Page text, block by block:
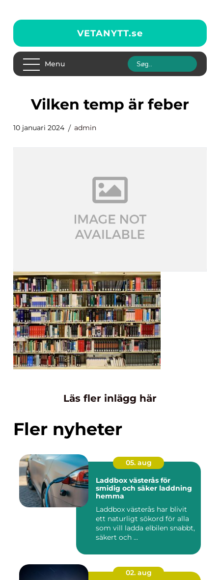
VETANYTT.se
Menu
vilken temp är feber
10 januari 2024 admin
Läs fler inlägg här
Fler nyheter
05. aug
Laddbox västerås för
smidig och säker laddning
hemma
Laddbox västerås har blivit
ett naturligt sökord för alla
som vill ladda elbilen snabbt,
säkert och ...
02. aug